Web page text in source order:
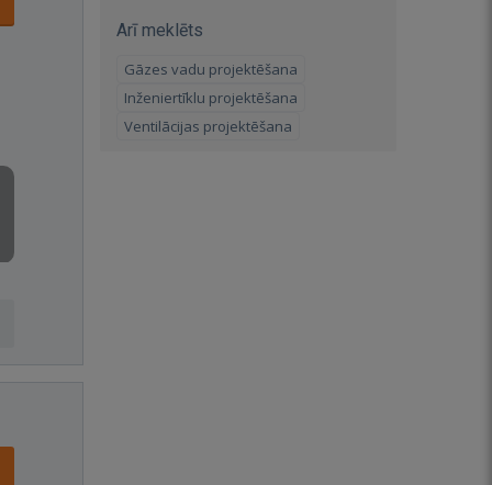
Arī meklēts
Gāzes vadu projektēšana
Inženiertīklu projektēšana
Ventilācijas projektēšana